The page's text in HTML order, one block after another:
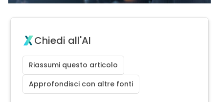
Chiedi all'AI
Riassumi questo articolo
Approfondisci con altre fonti